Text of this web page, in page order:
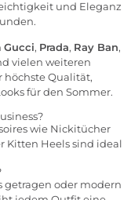
und Eleganz
Gucci, Prada, Ray Ban,
vielen weiteren
höchste Qualität,
für den Sommer.
wie Nickitücher
Kitten Heels sind ideal
getragen oder modern